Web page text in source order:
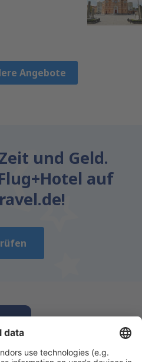
Angebote
und Geld.
auf